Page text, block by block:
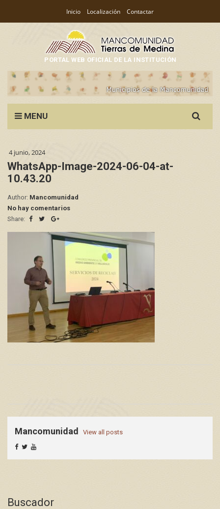
Inicio Localización Contactar
PORTAL WEB OFICIAL DE LA INSTITUCIÓN
MENU
for:
4 junio, 2024
WhatsApp-Image-2024-06-04-at-
10.43.20
Author: Mancomunidad
No hay comentarios
Share:
Mancomunidad View all posts
Buscador